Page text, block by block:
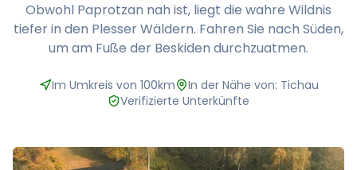
Obwohl Paprotzan nah ist, liegt die wahre Wildnis
tiefer in den Plesser Wäldern. Fahren Sie nach Süden,
um am Fuße der Beskiden durchzuatmen.
Im Umkreis von 100km
In der Nähe von: Tichau
Verifizierte Unterkünfte